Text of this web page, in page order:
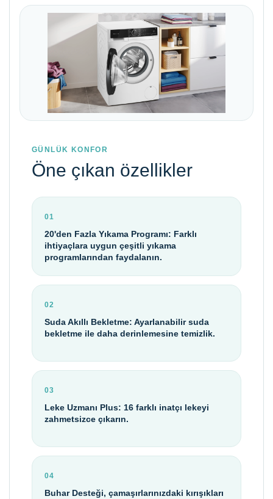
GÜNLÜK KONFOR
Öne çıkan özellikler
01
20'den Fazla Yıkama Programı: Farklı
ihtiyaçlara uygun çeşitli yıkama
programlarından faydalanın.
02
Suda Akıllı Bekletme: Ayarlanabilir suda
bekletme ile daha derinlemesine temizlik.
03
Leke Uzmanı Plus: 16 farklı inatçı lekeyi
zahmetsizce çıkarın.
04
Buhar Desteği, çamaşırlarınızdaki kırışıkları